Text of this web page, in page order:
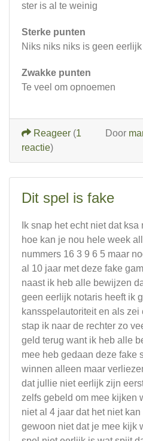
ster is al te weinig
Sterke punten
Niks niks niks is geen eerlijk
Zwakke punten
Te veel om opnoemen
Door
Reageer (1
reactie)
Dit spel is fake
Ik snap het echt niet dat
hoe kan je nou hele week
nummers 16 3 9 6 5 maar
al 10 jaar met deze fake
naast ik heb alle bewijzen
geen eerlijk notaris heeft ik
kansspelautoriteit en als
stap ik naar de rechter zo
geld terug want ik heb alle
mee heb gedaan deze fake
winnen alleen maar
dat jullie niet eerlijk zijn
zelfs gebeld om mee kijken
niet al 4 jaar dat het niet
gewoon niet dat je mee kijk